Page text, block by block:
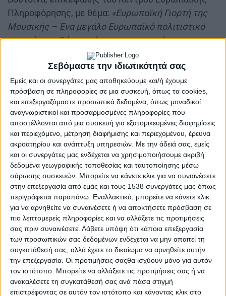
Σεβόμαστε την ιδιωτικότητά σας
Εμείς και οι συνεργάτες μας αποθηκεύουμε και/ή έχουμε
πρόσβαση σε πληροφορίες σε μια συσκευή, όπως τα cookies,
και επεξεργαζόμαστε προσωπικά δεδομένα, όπως μοναδικοί
αναγνωριστικοί και προσαρμοσμένες πληροφορίες που
αποστέλλονται από μια συσκευή για εξατομικευμένες διαφημίσεις
και περιεχόμενο, μέτρηση διαφήμισης και περιεχομένου, έρευνα
ακροατηρίου και ανάπτυξη υπηρεσιών. Με την άδειά σας, εμείς
και οι συνεργάτες μας ενδέχεται να χρησιμοποιήσουμε ακριβή
δεδομένα γεωγραφικής τοποθεσίας και ταυτοποίησης μέσω
σάρωσης συσκευών. Μπορείτε να κάνετε κλικ για να συναινέσετε
στην επεξεργασία από εμάς και τους 1538 συνεργάτες μας όπως
περιγράφεται παραπάνω. Εναλλακτικά, μπορείτε να κάνετε κλικ
για να αρνηθείτε να συναινέσετε ή να αποκτήσετε πρόσβαση σε
πιο λεπτομερείς πληροφορίες και να αλλάξετε τις προτιμήσεις
σας πριν συναινέσετε. Λάβετε υπόψη ότι κάποια επεξεργασία
των προσωπικών σας δεδομένων ενδέχεται να μην απαιτεί τη
συγκατάθεσή σας, αλλά έχετε το δικαίωμα να αρνηθείτε αυτήν
την επεξεργασία. Οι προτιμήσεις σαςθα ισχύουν μόνο για αυτόν
τον ιστότοπο. Μπορείτε να αλλάξετε τις προτιμήσεις σας ή να
ανακαλέσετε τη συγκατάθεσή σας ανά πάσα στιγμή
επιστρέφοντας σε αυτόν τον ιστότοπο και κάνοντας κλικ στο
Πληροφόρησης, με θέμα: «Ευρωπαϊκή Γιορτή της
Μουσικής – Ένα μεγάλο Ευρωπαϊκό πολιτιστικό
γεγονός», καθώς και ένα εντυπωσιακό
μουσικοχορευτικό θέαμα από πλήθος τοπικών
πολιτιστικών συλλόγων.
Η σκηνή θα γεμίσει με παραδοσιακές φορεσιές,
ήχους και χορούς από ομάδες που εκπροσωπούν
τη ζωντανή πολιτιστική κληρονομιά του τόπου:
Πολιτιστικός Σύλλογος Μαλεσιάδας
Πολιτιστικός Σύλλογος Αγρινίου «Ο
Ζορμπάς»
Πολιτιστικό Κέντρο Αμπελακίου
Πολιτιστικός & Μορφωτικός Σύλλογος
Χαλκιoπούλων
Χορευτικό Τμήμα Θυρρείου